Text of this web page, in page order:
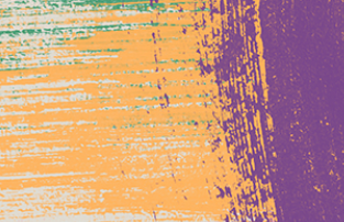
उत्पाद सुधार सेवाएं ज्वैलरी रीटचिंग सर्विसेज